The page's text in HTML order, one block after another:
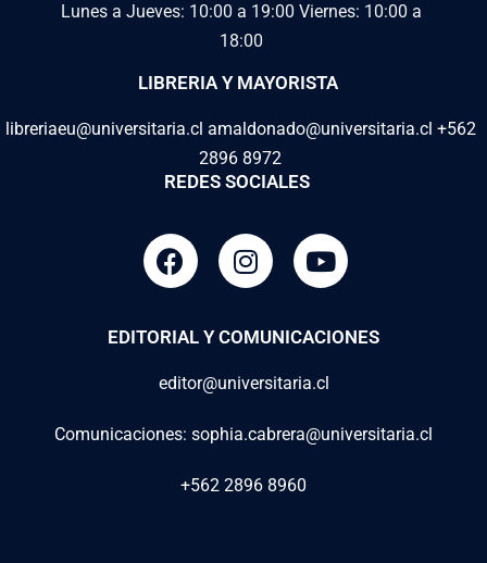
Lunes a Jueves: 10:00 a 19:00 Viernes: 10:00 a
18:00
LIBRERIA Y MAYORISTA
libreriaeu@universitaria.cl amaldonado@universitaria.cl +562
2896 8972
REDES SOCIALES
EDITORIAL Y COMUNICACIONES
editor@universitaria.cl
Comunicaciones: sophia.cabrera@universitaria.cl
+562 2896 8960